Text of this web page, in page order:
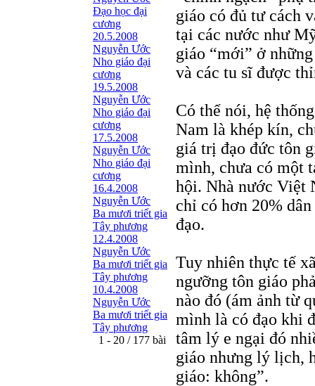
Ðạo học đại
cương
20.5.2008
Nguyễn Ước
Nho giáo đại
cương
19.5.2008
Nguyễn Ước
Nho giáo đại
cương
17.5.2008
Nguyễn Ước
Nho giáo đại
cương
16.4.2008
Nguyễn Ước
Ba mươi triết gia
Tây phương
12.4.2008
Nguyễn Ước
Ba mươi triết gia
Tây phương
10.4.2008
Nguyễn Ước
Ba mươi triết gia
Tây phương
1 - 20 / 177 bài
giáo có đủ tư cách
tại các nước như
giáo “mới” ở
và các tu sĩ được
Có thể nói, hệ
Nam là khép kín,
giá trị đạo đức tôn
mình, chưa có một
hội. Nhà nước Việt
chỉ có hơn 20%
đạo.
Tuy nhiên thực tế
ngưỡng tôn giáo
nào đó (ám ảnh từ
mình là có đạo khi
tâm lý e ngại đó
giáo nhưng lý lịch,
giáo: không”.